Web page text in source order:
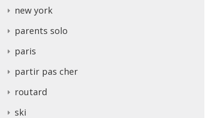
new york
parents solo
paris
partir pas cher
routard
ski